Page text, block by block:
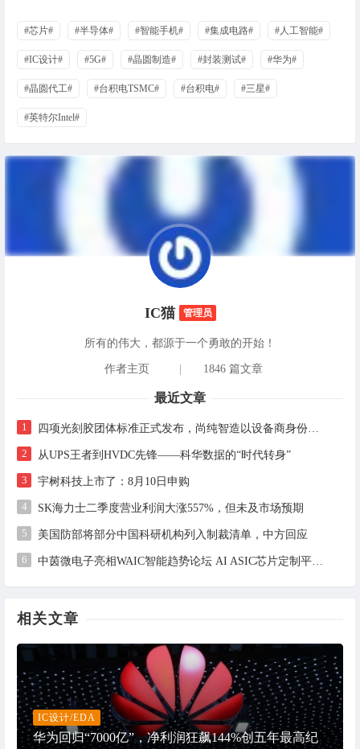
#芯片# #半导体# #智能手机# #集成电路# #人工智能#
#IC设计# #5G# #晶圆制造# #封装测试# #华为#
#晶圆代工# #台积电TSMC# #台积电# #三星#
#英特尔Intel#
IC猫 管理员
所有的伟大，都源于一个勇敢的开始！
作者主页 1846 篇文章
最近文章
1 四项光刻胶团体标准正式发布，尚纯智造以设备商身份跻身标准起草席
2 从UPS王者到HVDC先锋——科华数据的“时代转身”
3 宇树科技上市了：8月10日申购
4 SK海力士二季度营业利润大涨557%，但未及市场预期
5 美国防部将部分中国科研机构列入制裁清单，中方回应
6 中茵微电子亮相WAIC智能趋势论坛 AI ASIC芯片定制平台赋能工业AI落地
相关文章
IC设计/EDA
华为回归“7000亿”，净利润狂飙144%创五年最高纪